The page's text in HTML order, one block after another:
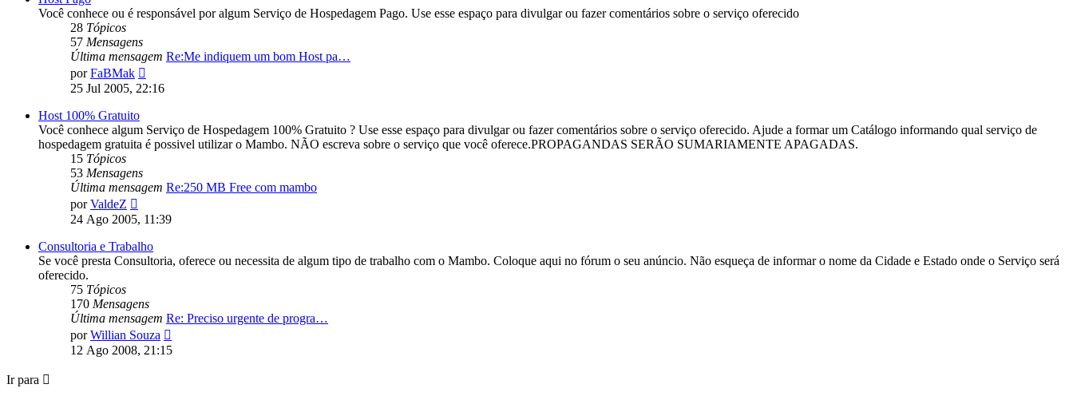
Você conhece ou é responsável por algum Serviço de Hospedagem Pago. Use esse espaço para divulgar ou fazer comentários sobre o serviço oferecido
28 Tópicos
57 Mensagens
Última mensagem Re:Me indiquem um bom Host pa…
porFaBMak
última
25 Jul 2005, 22:16
Host 100% Gratuito
Você conhece algum Serviço de Hospedagem 100% Gratuito ? Use esse espaço para divulgar ou fazer comentários sobre o serviço oferecido. Ajude a formar um Catálogo informando qual serviço de
hospedagem gratuita é possivel utilizar o Mambo. NÃO escreva sobre o serviço que você oferece.PROPAGANDAS SERÃO SUMARIAMENTE APAGADAS.
15 Tópicos
53 Mensagens
Última mensagem Re:250 MB Free com mambo
porValdeZ
última
mensagem
24 Ago 2005, 11:39
Consultoria e Trabalho
Se você presta Consultoria, oferece ou necessita de algum tipo de trabalho com o Mambo. Coloque aqui no fórum o seu anúncio. Não esqueça de informar o nome da Cidade e Estado onde o Serviço será
oferecido.
75 Tópicos
170 Mensagens
Última mensagem Re: Preciso urgente de progra…
porWillian Souza
última
12 Ago 2008, 21:15
Ir para